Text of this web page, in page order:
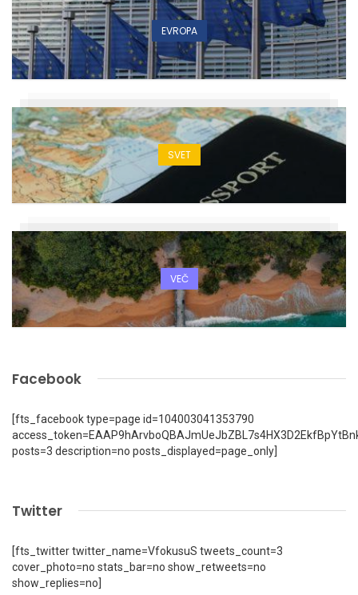
EVROPA
SVET
VEČ
Facebook
[fts_facebook type=page id=104003041353790
posts=3 description=no posts_displayed=page_only]
Twitter
[fts_twitter twitter_name=VfokusuS tweets_count=3
cover_photo=no stats_bar=no show_retweets=no
show_replies=no]